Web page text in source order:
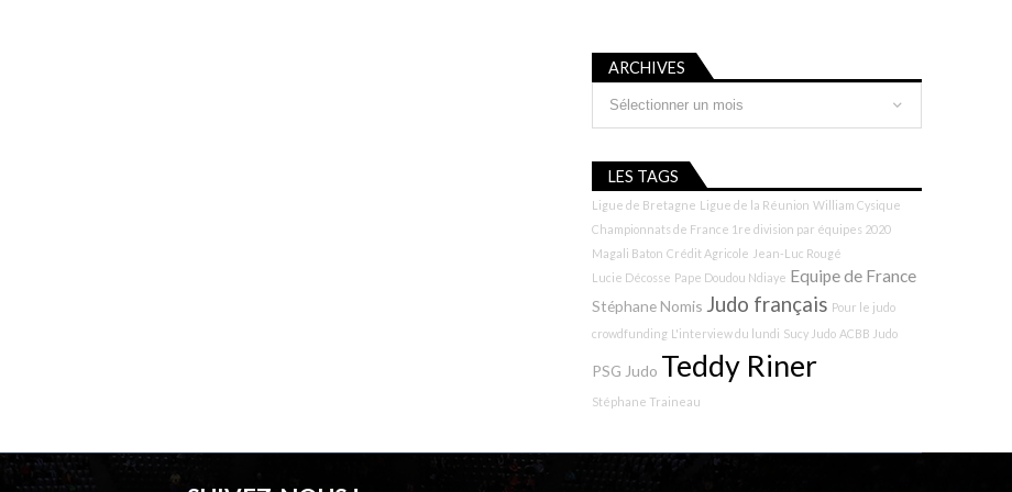
ARCHIVES
LES TAGS
Ligue de Bretagne Ligue de la Réunion William Cysique
Championnats de France 1re division par équipes 2020
Magali Baton Crédit Agricole Jean-Luc Rougé
Lucie Décosse Pape Doudou Ndiaye Equipe de France
Stéphane Nomis Judo français Pour le judo
crowdfunding L'interview du lundi Sucy Judo ACBB Judo
PSG Judo Teddy Riner
Stéphane Traineau